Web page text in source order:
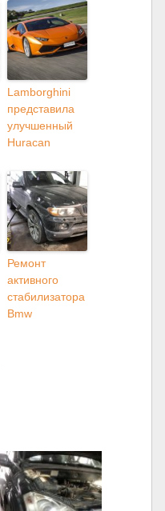
Lamborghini
представила
улучшенный
Huracan
Ремонт
активного
стабилизатора
Bmw